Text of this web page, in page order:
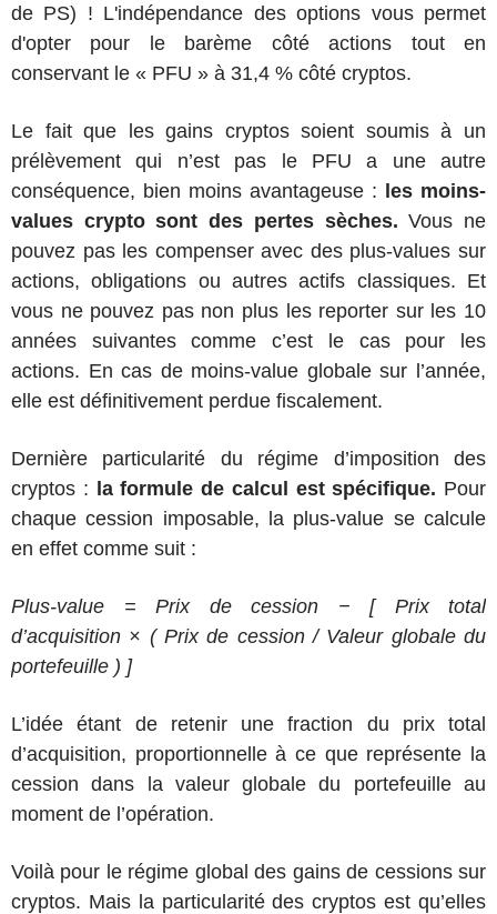
de PS) ! L'indépendance des options vous permet
d'opter pour le barème côté actions tout en
conservant le « PFU » à 31,4 % côté cryptos.
Le fait que les gains cryptos soient soumis à un
prélèvement qui n’est pas le PFU a une autre
conséquence, bien moins avantageuse : les moins-
values crypto sont des pertes sèches.Vous ne
pouvez pas les compenser avec des plus-values sur
actions, obligations ou autres actifs classiques. Et
vous ne pouvez pas non plus les reporter sur les 10
années suivantes comme c’est le cas pour les
actions. En cas de moins-value globale sur l’année,
elle est définitivement perdue fiscalement.
Dernière particularité du régime d’imposition des
cryptos : la formule de calcul est spécifique. Pour
chaque cession imposable, la plus-value se calcule
en effet comme suit :
Plus-value = Prix de cession − [ Prix total
d’acquisition × ( Prix de cession / Valeur globale du
portefeuille ) ]
L’idée étant de retenir une fraction du prix total
d’acquisition, proportionnelle à ce que représente la
cession dans la valeur globale du portefeuille au
moment de l’opération.
Voilà pour le régime global des gains de cessions sur
cryptos. Mais la particularité des cryptos est qu’elles